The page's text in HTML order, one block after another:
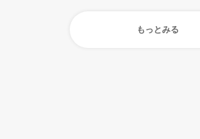
もっとみる